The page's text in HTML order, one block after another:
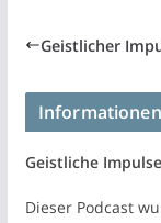
Geistlicher
Informationen
Geistliche
Dieser Podcast